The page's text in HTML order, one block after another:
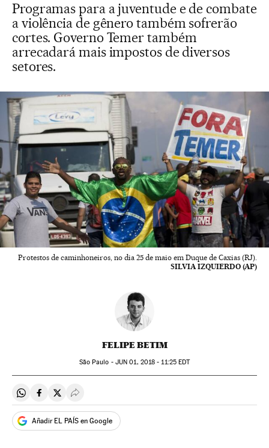
Programas para a juventude e de combate
a violência de gênero também sofrerão
cortes. Governo Temer também
arrecadará mais impostos de diversos
setores.
Protestos de caminhoneiros, no dia 25 de maio em Duque de Caxias (RJ).
SILVIA IZQUIERDO (AP)
FELIPE BETIM
São Paulo - JUN 01, 2018 - 11:25EDT
Compartir en Whatsapp
Compartir en Facebook
Compartir en Twitter
Desplegar Redes Sociales
Añadir EL PAÍS en Google